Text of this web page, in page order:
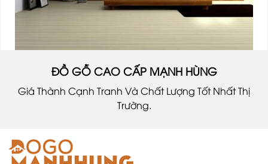
ĐỒ GỖ CAO CẤP MẠNH HÙNG
Giá Thành Cạnh Tranh Và Chất Lượng Tốt Nhất Thị
Trường.